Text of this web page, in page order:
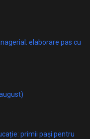
elaborare pas cu
primii pași pentru